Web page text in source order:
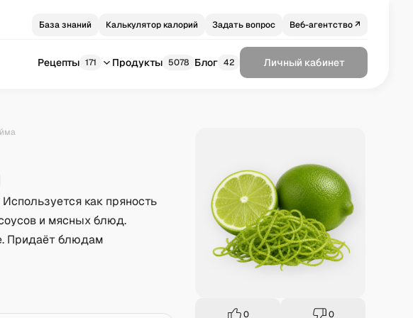
База знаний Калькулятор калорий Задать вопрос Веб-агентство ↗
Рецепты 171 Продукты 5078 Блог 42 Личный кабинет
как пряность
и мясных блюд.
Придаёт блюдам
0 0